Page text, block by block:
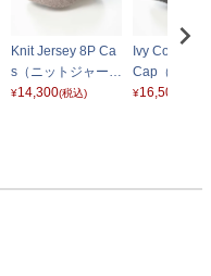
Knit Jersey 8P Ca
s（ニットジャージ
ー キャス） ベージ
¥14,300(税込)
Ivy
Cap（アイ
ンテンポラ
¥16,500